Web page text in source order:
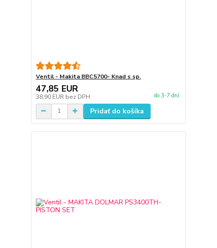
Ventil - Makita BBC5700- Knad s sp.
47,85 EUR
38,90 EUR bez DPH do 3-7 dní
Pridať do košíka